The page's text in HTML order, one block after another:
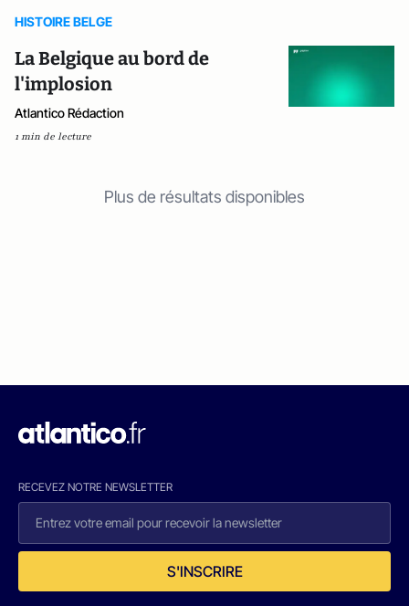
HISTOIRE BELGE
La Belgique au bord de
l'implosion
Atlantico Rédaction
1 min de lecture
Plus de résultats disponibles
RECEVEZ NOTRE NEWSLETTER
S'INSCRIRE